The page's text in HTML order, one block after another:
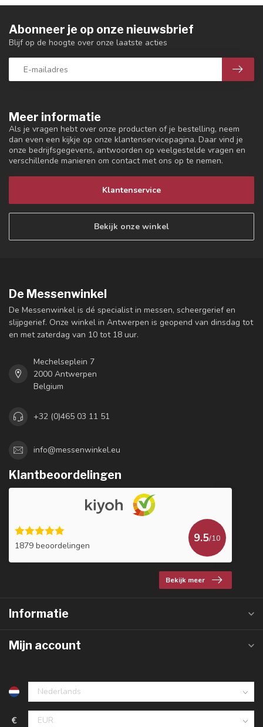
Meer informatie
Als je vragen hebt over onze producten of je bestelling, neem
dan even een kijkje op onze klantenservicepagina. Daar vind je
onze bedrijfsgegevens, antwoorden op veelgestelde vragen en
verschillende manieren om contact met ons op te nemen.
Klantenservice
Bekijk onze winkel
Abonneer je op onze nieuwsbrief
Blijf op de hoogte over onze laatste acties
De Messenwinkel
De Messenwinkel is dé specialist in messen, scheergerief en
slijpgerief. Onze winkel in Antwerpen is geopend van dinsdag tot
en met zaterdag van 10 tot 18 uur.
Mechelseplein 7
2000 Antwerpen
Belgium
+32 (0)465 03 11 51
info@messenwinkel.eu
Klantbeoordelingen
1879 beoordelingen
9.5/10
Bekijk meer
Informatie
Mijn account
€